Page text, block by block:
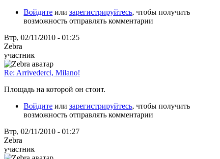
Войдите или зарегистрируйтесь, чтобы получить
возможность отправлять комментарии
Втр, 02/11/2010 - 01:25
Zebra
участник
Re: Arrivederci, Milano!
Площадь на которой он стоит.
Войдите или зарегистрируйтесь, чтобы получить
возможность отправлять комментарии
Втр, 02/11/2010 - 01:27
Zebra
участник